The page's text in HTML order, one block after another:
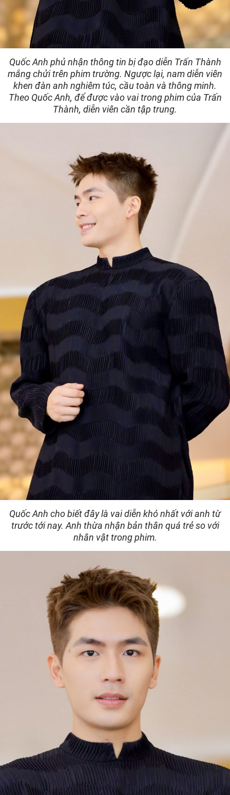
Quốc Anh phủ nhận thông tin bị đạo diễn Trấn Thành
mắng chửi trên phim trường. Ngược lại, nam diễn viên
khen đàn anh nghiêm túc, cầu toàn và thông minh.
Theo Quốc Anh, để được vào vai trong phim của Trấn
Thành, diễn viên cần tập trung.
Quốc Anh cho biết đây là vai diễn khó nhất với anh từ
trước tới nay. Anh thừa nhận bản thân quá trẻ so với
nhân vật trong phim.